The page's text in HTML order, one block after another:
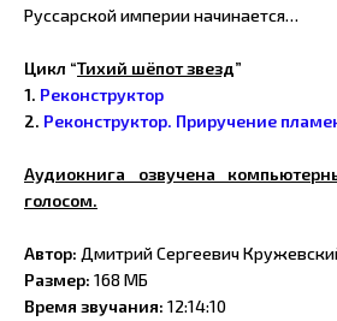
Руссарской империи начинается…
Цикл “Тихий шёпот звезд”
1. Реконструктор
2. Реконструктор. Приручение
Аудиокнига озвучена
голосом.
Автор: Дмитрий Сергеевич
Размер: 168 МБ
Время звучания: 12:14:10